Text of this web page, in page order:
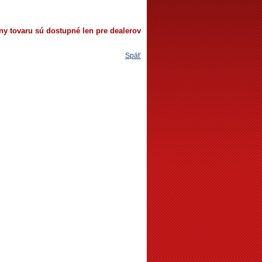
tovaru sú dostupné len pre dealerov
Späť